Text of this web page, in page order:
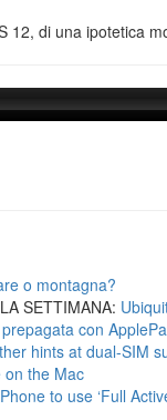
12, di una ipotetica
o montagna?
SETTIMANA:
con
hints at dual-SIM
on the Mac
to use ‘Full